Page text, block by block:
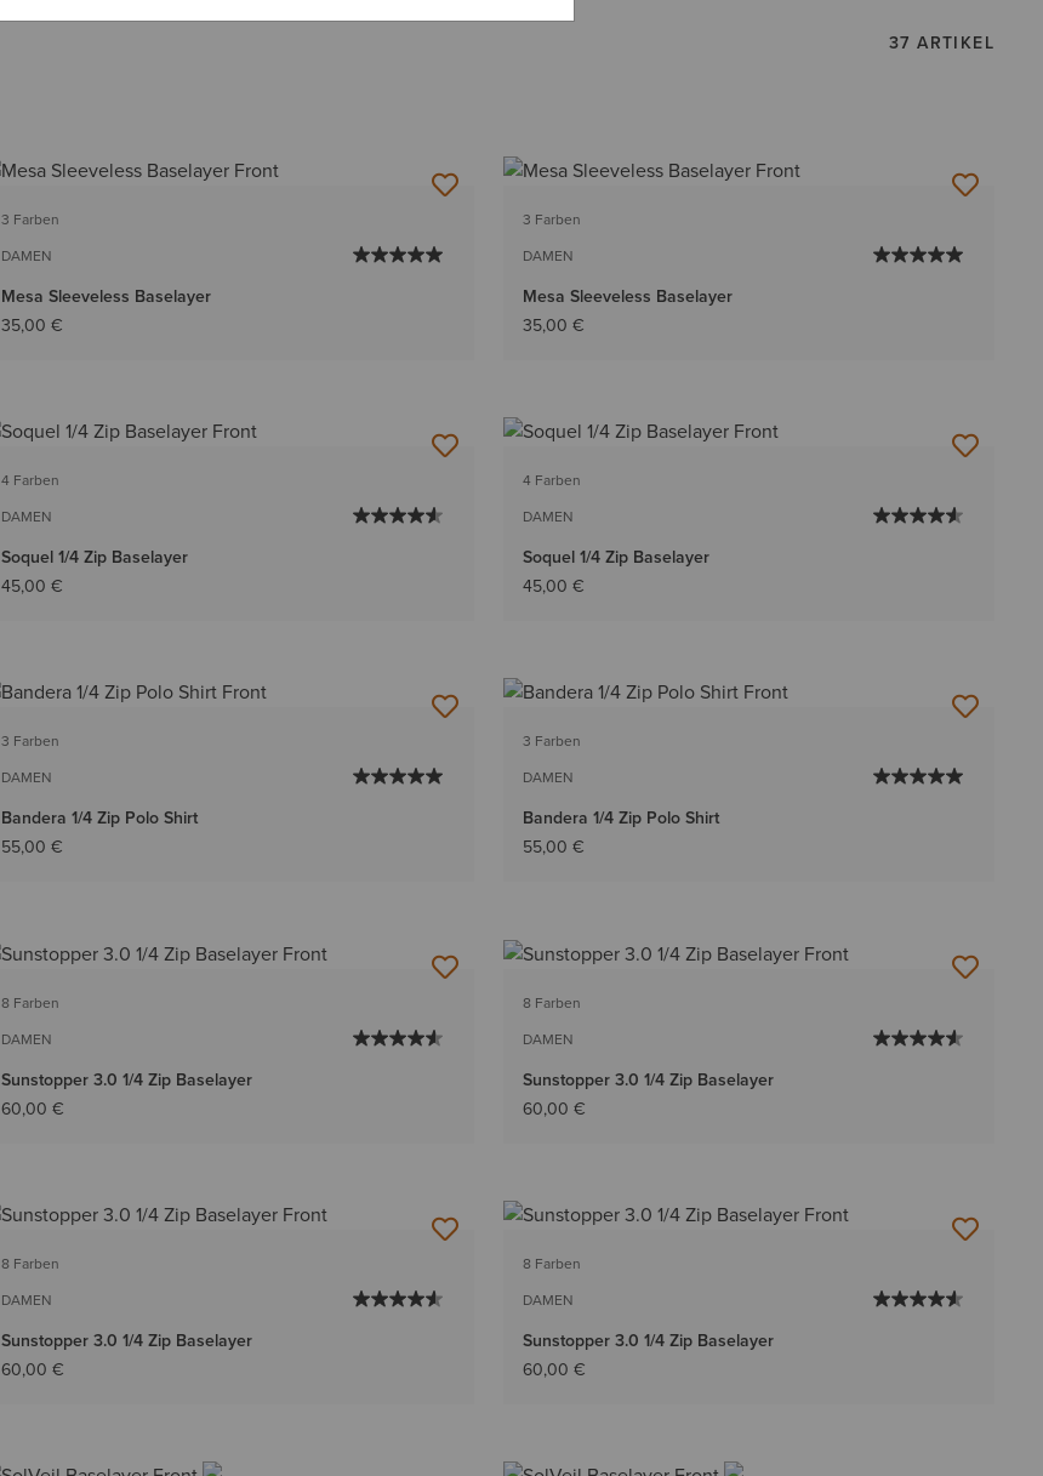
37 ARTIKEL
3 Farben
DAMEN
Mesa Sleeveless Baselayer
35,00 €
3 Farben
DAMEN
Mesa Sleeveless Baselayer
35,00 €
4 Farben
DAMEN
Soquel 1/4 Zip Baselayer
45,00 €
4 Farben
DAMEN
Soquel 1/4 Zip Baselayer
45,00 €
3 Farben
DAMEN
Bandera 1/4 Zip Polo Shirt
55,00 €
3 Farben
DAMEN
Bandera 1/4 Zip Polo Shirt
55,00 €
8 Farben
DAMEN
Sunstopper 3.0 1/4 Zip Baselayer
60,00 €
8 Farben
DAMEN
Sunstopper 3.0 1/4 Zip Baselayer
60,00 €
8 Farben
DAMEN
Sunstopper 3.0 1/4 Zip Baselayer
60,00 €
8 Farben
DAMEN
Sunstopper 3.0 1/4 Zip Baselayer
60,00 €